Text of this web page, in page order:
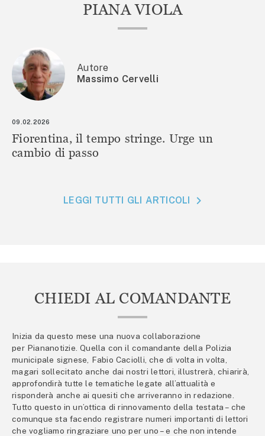
PIANA VIOLA
Autore
Massimo Cervelli
09.02.2026
Fiorentina, il tempo stringe. Urge un
cambio di passo
LEGGI TUTTI GLI ARTICOLI
CHIEDI AL COMANDANTE
Inizia da questo mese una nuova collaborazione
per Piananotizie. Quella con il comandante della Polizia
municipale signese, Fabio Caciolli, che di volta in volta,
magari sollecitato anche dai nostri lettori, illustrerà, chiarirà,
approfondirà tutte le tematiche legate all’attualità e
risponderà anche ai quesiti che arriveranno in redazione.
Tutto questo in un’ottica di rinnovamento della testata – che
comunque sta facendo registrare numeri importanti di lettori
che vogliamo ringraziare uno per uno – e che non intende